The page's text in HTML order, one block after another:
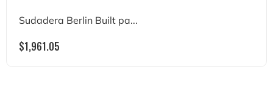
Sudadera Berlin Built pa...
$1,961.05